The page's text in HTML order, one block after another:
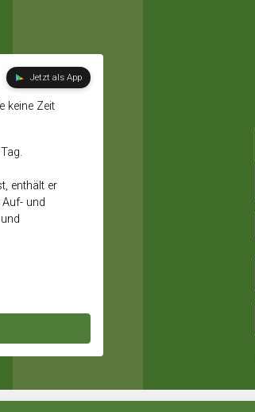
Jetzt als App
keine Zeit
enthält er
und